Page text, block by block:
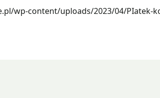
wp-content/uploads/2023/04/PIatek-